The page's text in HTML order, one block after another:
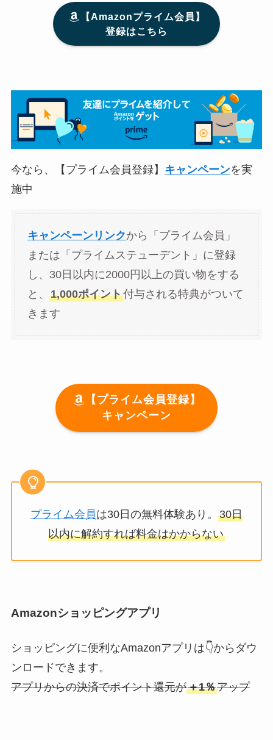
【Amazonプライム会員】
登録はこちら
今なら、【プライム会員登録】 キャンペーンを実
施中
キャンペーンリンクから「プライム会員」
または「プライムステューデント」に登録
し、30日以内に2000円以上の買い物をする
と、 1,000ポイント付与される特典がついて
きます
【プライム会員登録】
キャンペーン
プライム会員は30日の無料体験あり。 30日
以内に解約すれば料金はかからない
Amazonショッピングアプリ
ショッピングに便利なAmazonアプリは👇からダウ
ンロードできます。
アプリからの決済でポイント還元が＋1％アップ